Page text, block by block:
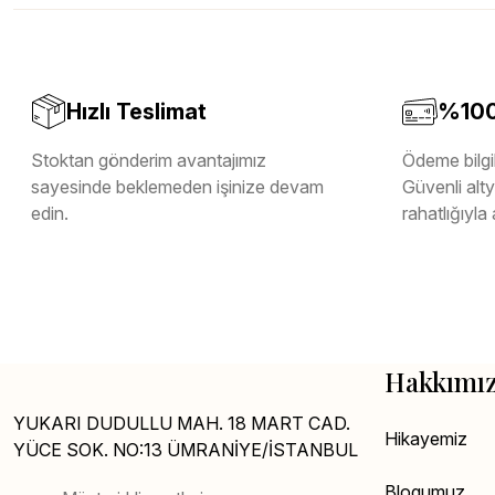
Hızlı Teslimat
Stoktan gönderim avantajımız
sayesinde beklemeden işinize devam
edin.
Ödeme
Güvenli
rahatlığıyla
YUKARI DUDULLU MAH. 18 MART CAD.
YÜCE SOK. NO:13 ÜMRANİYE/İSTANBUL
Hikayemiz